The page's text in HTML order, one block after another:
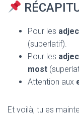
Pour les
(superlatif).
Pour les
most
Attention aux
Et voilà, tu es